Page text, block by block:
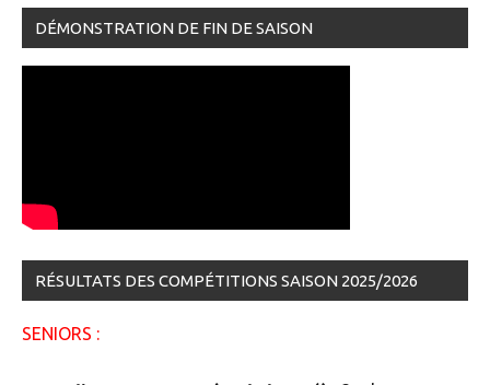
DÉMONSTRATION DE FIN DE SAISON
RÉSULTATS DES COMPÉTITIONS SAISON 2025/2026
SENIORS :